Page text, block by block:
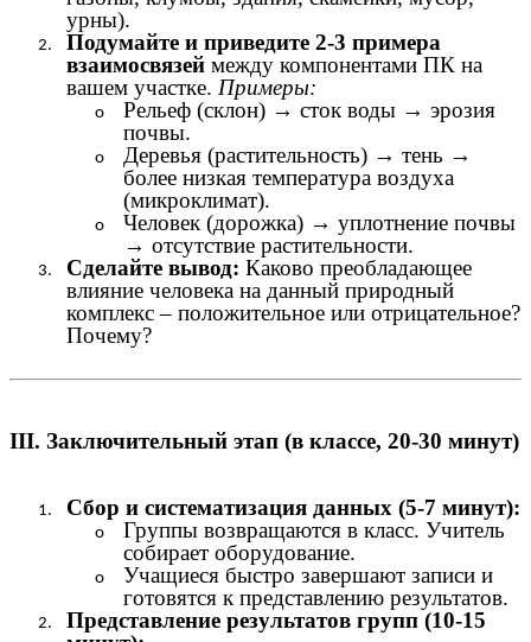
урны).
Подумайте и приведите 2-3 примера
взаимосвязей между компонентами ПК на
вашем участке. Примеры:
Рельеф (склон) → сток воды → эрозия
почвы.
Деревья (растительность) → тень →
более низкая температура воздуха
(микроклимат).
Человек (дорожка) → уплотнение почвы
→ отсутствие растительности.
Сделайте вывод: Каково преобладающее
влияние человека на данный природный
комплекс – положительное или отрицательное?
Почему?
III. Заключительный этап (в классе, 20-30 минут)
Сбор и систематизация данных (5-7 минут):
Группы возвращаются в класс. Учитель
собирает оборудование.
Учащиеся быстро завершают записи и
готовятся к представлению результатов.
Представление результатов групп (10-15